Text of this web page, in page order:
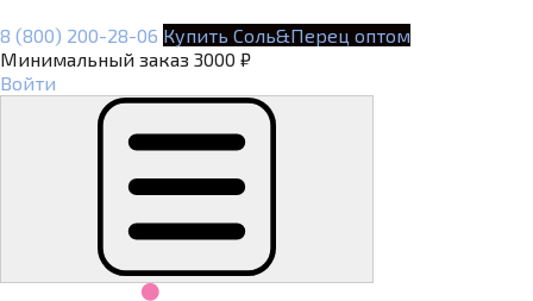
8 (800) 200-28-06 Купить Соль&Перец оптом
Минимальный заказ 3000 ₽
Войти